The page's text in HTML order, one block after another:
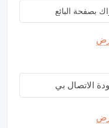
بصفحة البائع
الاتصال بي